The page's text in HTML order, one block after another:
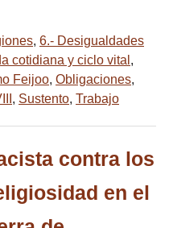
, 6.- Desigualdades
cotidiana y ciclo vital ,
Feijoo, Obligaciones,
, Sustento, Trabajo
contra los
en el